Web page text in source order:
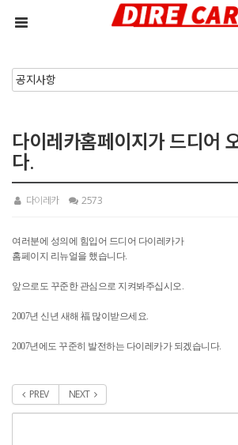
메뉴 건너뛰기
다이레카홈페이지가 드디어
다.
다이레카 2573
여러분에 성의에 힘입어 드디어 다이레카가
홈페이지 리뉴얼을 했습니다.
앞으로도 꾸준한 관심으로 지켜봐주십시오.
2007년 신년 새해 福 많이받으세요.
2007년에도 꾸준히 발전하는 다이레카가 되겠습니다.
PREV NEXT